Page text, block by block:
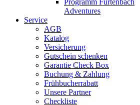
Programm Furtenbach
Adventures
Service
AGB
Katalog
Versicherung
Gutschein schenken
Garantie Check Box
Buchung & Zahlung
Frühbucherrabatt
Unsere Partner
Checkliste